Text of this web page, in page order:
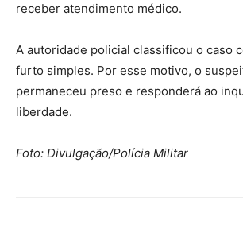
receber atendimento médico.
A autoridade policial classificou o caso
furto simples. Por esse motivo, o
permaneceu preso e responderá ao
liberdade.
Foto: Divulgação/Polícia Militar